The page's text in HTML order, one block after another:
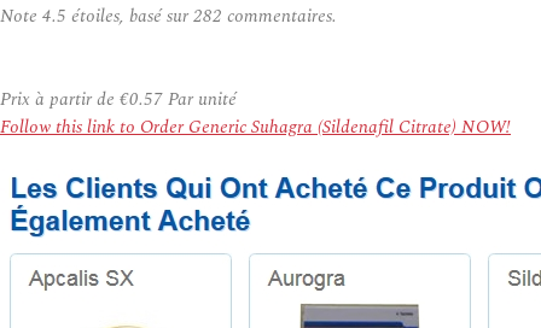
Note 4.5 étoiles, basé sur282 commentaires.
Prix à partir de €0.57Par unité
Follow this link to Order Generic Suhagra (Sildenafil Citrate) NOW!